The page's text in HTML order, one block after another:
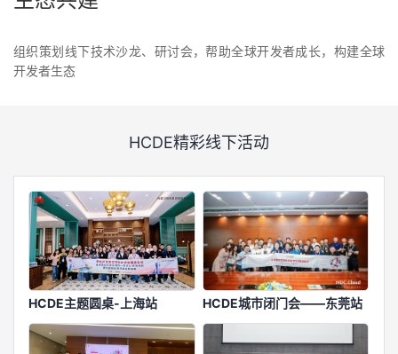
组织策划线下技术沙龙、研讨会，帮助全球开发者成长，构建全球
开发者生态
HCDE精彩线下活动
HCDE主题圆桌-上海站 HCDE城市闭门会——东莞站